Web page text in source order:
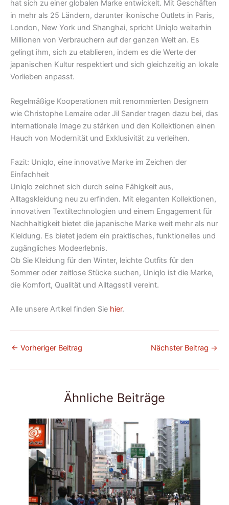
hat sich zu einer globalen Marke entwickelt. Mit Geschäften
in mehr als 25 Ländern, darunter ikonische Outlets in Paris,
London, New York und Shanghai, spricht Uniqlo weiterhin
Millionen von Verbrauchern auf der ganzen Welt an. Es
gelingt ihm, sich zu etablieren, indem es die Werte der
japanischen Kultur respektiert und sich gleichzeitig an lokale
Vorlieben anpasst.
Regelmäßige Kooperationen mit renommierten Designern
wie Christophe Lemaire oder Jil Sander tragen dazu bei, das
internationale Image zu stärken und den Kollektionen einen
Hauch von Modernität und Exklusivität zu verleihen.
Fazit: Uniqlo, eine innovative Marke im Zeichen der
Einfachheit
Uniqlo zeichnet sich durch seine Fähigkeit aus,
Alltagskleidung neu zu erfinden. Mit eleganten Kollektionen,
innovativen Textiltechnologien und einem Engagement für
Nachhaltigkeit bietet die japanische Marke weit mehr als nur
Kleidung. Es bietet jedem ein praktisches, funktionelles und
zugängliches Modeerlebnis.
Ob Sie Kleidung für den Winter, leichte Outfits für den
Sommer oder zeitlose Stücke suchen, Uniqlo ist die Marke,
die Komfort, Qualität und Alltagsstil vereint.
Alle unsere Artikel finden Sie hier.
← Vorheriger Beitrag Nächster Beitrag →
Ähnliche Beiträge